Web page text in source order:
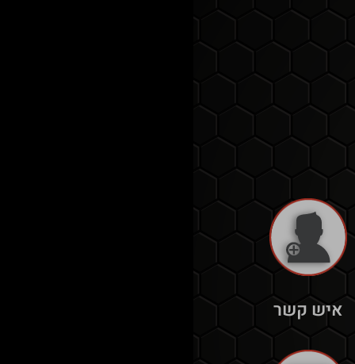
איש קשר